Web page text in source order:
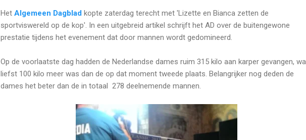
Het Algemeen Dagblad kopte zaterdag terecht met 'Lizette en Bianca zetten de
sportviswereld op de kop'. In een uitgebreid artikel schrijft het AD over de buitengewone
prestatie tijdens het evenement dat door mannen wordt gedomineerd.
Op de voorlaatste dag hadden de Nederlandse dames ruim 315 kilo aan karper gevangen,
liefst 100 kilo meer was dan de op dat moment tweede plaats. Belangrijker nog deden de
dames het beter dan de in totaal 278 deelnemende mannen.